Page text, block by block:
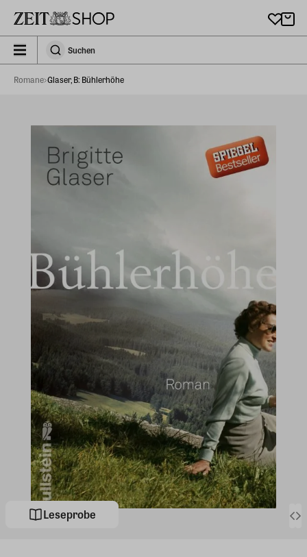
zeit_storefront.components.search.collapsed
SuchenSuchen
Romane Glaser, B: Bühlerhöhe
Leseprobe